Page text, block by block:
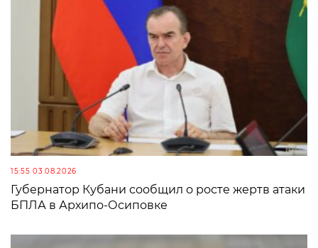
15:55 03.08.2026
Губернатор Кубани сообщил о росте жертв атаки
БПЛА в Архипо-Осиповке